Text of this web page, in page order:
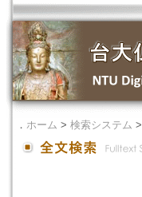
． ホーム > 検索システム >